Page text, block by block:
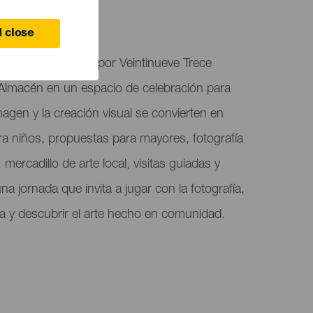
close
organizado por Veintinueve Trece
en un espacio de celebración para
y la creación visual se convierten en
niños, propuestas para mayores, fotografía
de arte local, visitas guiadas y
jornada que invita a jugar con la fotografía,
y descubrir el arte hecho en comunidad.